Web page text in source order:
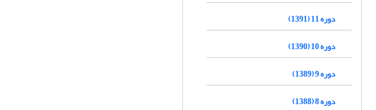
دوره 11 (1391)
دوره 10 (1390)
دوره 9 (1389)
دوره 8 (1388)